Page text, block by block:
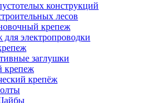
конструкций
лесов
крепеж
электропроводки
заглушки
крепеж
крепёж